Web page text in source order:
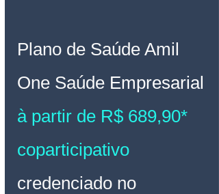
Plano de Saúde Amil
One Saúde Empresarial
à partir de R$ 689,90*
coparticipativo
credenciado no